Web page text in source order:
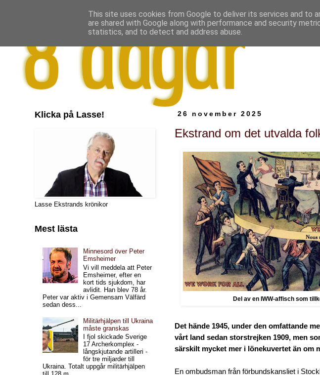
26 november 2025
Ekstrand om det utvalda
Del av en IWW-affisch som
Det hände 1945, under den omfattande
vårt land sedan storstrejken 1909, men
särskilt mycket mer i lönekuvertet än om
En ombudsman från förbundskansliet i
Klicka på Lasse!
Lasse Ekstrands krönikor
Mest lästa
Minnesord över Peter
Emsheimer
Vi vill meddela att Peter
Emsheimer, efter en
kort tids sjukdom, har
avlidit. Han blev 78 år.
Peter var aktiv i Gemensam Välfärd
sedan dess...
Militärhjälpen till Ukraina
måste granskas
I fjol skickade Sverige
17 Archerkomplex -
långskjutande artilleri -
för tre miljarder till
Ukraina. Totalt uppgår militärhjälpen
This site uses cookies from Google to deliver its services and to
are shared with Google along with performance and security
statistics, and to detect and address abuse.